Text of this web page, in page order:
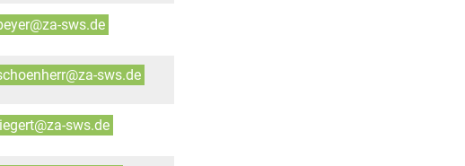
sws.de
sws.de
sws.de